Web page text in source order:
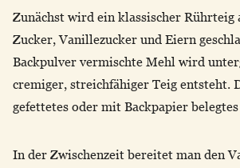
Zunächst wird ein klassischer Rührteig
Zucker, Vanillezucker und Eiern
Backpulver vermischte Mehl wird
cremiger, streichfähiger Teig entsteht.
gefettetes oder mit Backpapier
In der Zwischenzeit bereitet man den